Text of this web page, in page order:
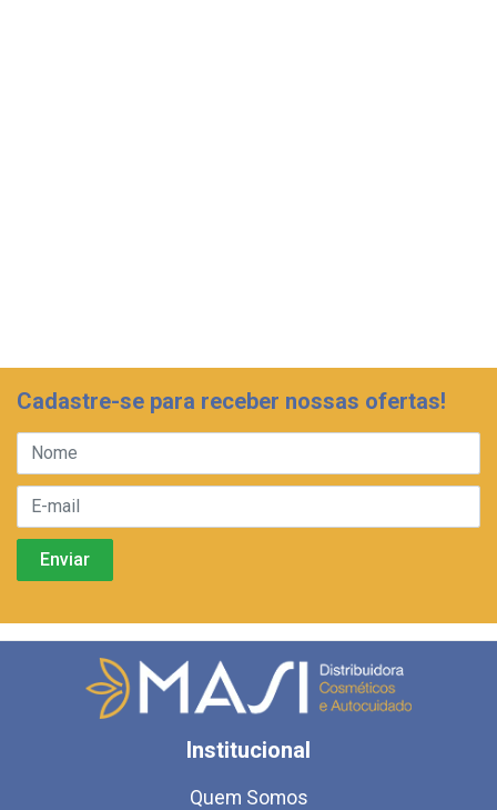
Cadastre-se para receber nossas ofertas!
Institucional
Quem Somos